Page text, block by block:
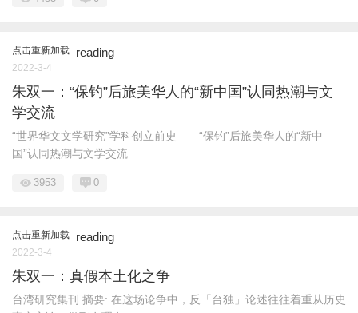
点击重新加载 reading
2022-3-4
朱双一：“保钓”后旅美华人的“新中国”认同热潮与文
学交流
“世界华文文学研究”学科创立前史——“保钓”后旅美华人的“新中
国”认同热潮与文学交流 ...
3953 0
点击重新加载 reading
2022-3-4
朱双一：真假本土化之争
台湾研究集刊 摘要: 在这场论争中，反「台独」论述往往着重从历史